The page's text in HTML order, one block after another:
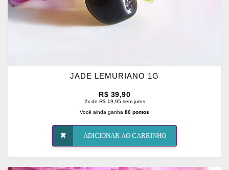
JADE LEMURIANO 1G
R$ 39,90
2x de R$ 19,95 sem juros
Você ainda ganha 80 pontos
ADICIONAR AO CARRINHO